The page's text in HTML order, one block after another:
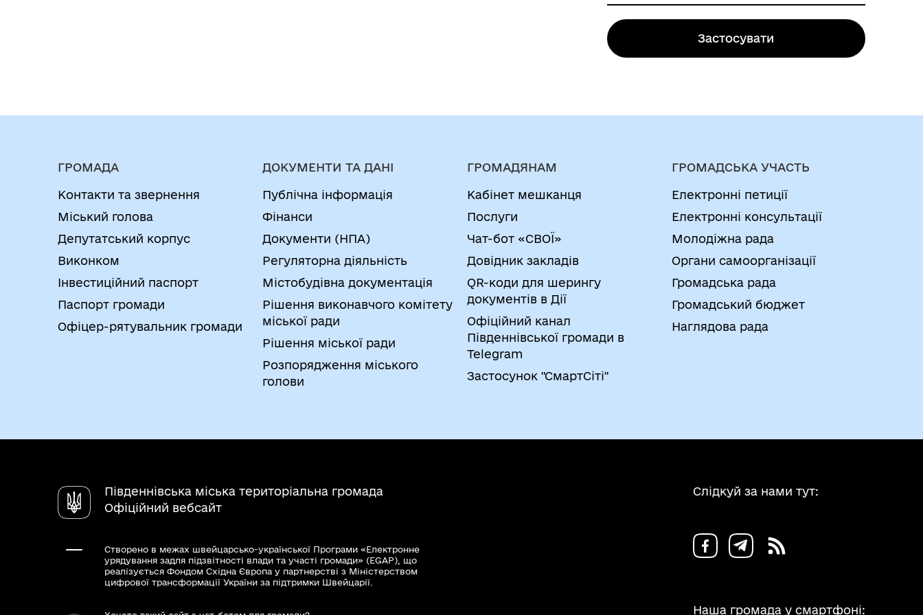
Застосувати
ГРОМАДА
Контакти та звернення
Міський голова
Депутатський корпус
Виконком
Інвестиційний паспорт
Паспорт громади
Офіцер-рятувальник громади
ДОКУМЕНТИ ТА ДАНІ
Публічна інформація
Фінанси
Документи (НПА)
Регуляторна діяльність
Містобудівна документація
Рішення виконавчого комітету
міської ради
Рішення міської ради
Розпорядження міського
голови
ГРОМАДЯНАМ
Кабінет мешканця
Послуги
Чат-бот «СВОЇ»
Довідник закладів
QR-коди для шерингу
документів в Дії
Офіційний канал
Південнівської громади в
Telegram
Застосунок "СмартСіті"
ГРОМАДСЬКА УЧАСТЬ
Електронні петиції
Електронні консультації
Молодіжна рада
Органи самоорганізації
Громадська рада
Громадський бюджет
Наглядова рада
Південнівська міська територіальна громада
Офіційний вебсайт
Створено в межах швейцарсько-української Програми «Електронне
урядування задля підзвітності влади та участі громади» (EGAP), що
реалізується Фондом Східна Європа у партнерстві з Міністерством
цифрової трансформації України за підтримки Швейцарії.
Слідкуй за нами тут:
Наша громада у смартфоні: